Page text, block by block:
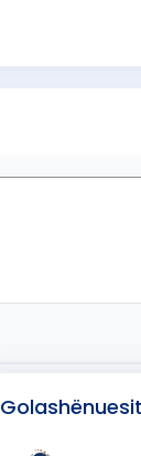
Golashënuesit